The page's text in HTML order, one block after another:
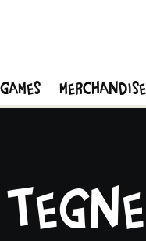
Games Merchandise